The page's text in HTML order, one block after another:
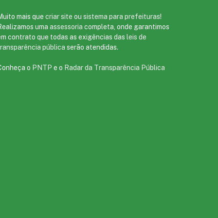
mais que criar site ou sistema para prefeituras!
uma assessoria completa, onde garantimos
contrato que todas as exigências das leis de
pública serão atendidas.
o PNTP e o Radar da Transparência Pública